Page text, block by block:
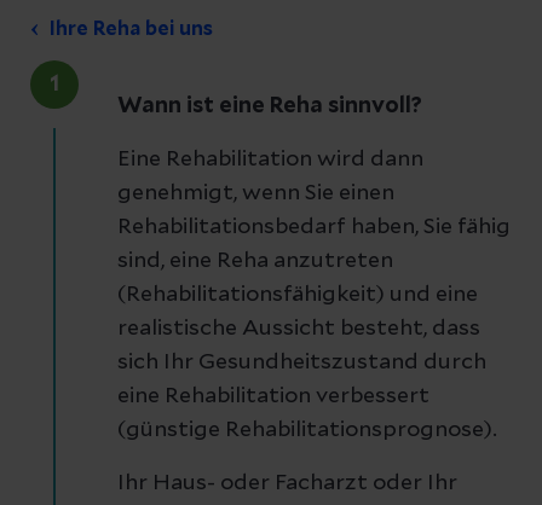
Ihre Reha bei uns
1
Wann ist eine Reha sinnvoll?
Eine Rehabilitation wird dann
genehmigt, wenn Sie einen
Rehabilitationsbedarf haben, Sie fähig
sind, eine Reha anzutreten
(Rehabilitationsfähigkeit) und eine
realistische Aussicht besteht, dass
sich Ihr Gesundheitszustand durch
eine Rehabilitation verbessert
(günstige Rehabilitationsprognose).
Ihr Haus- oder Facharzt oder Ihr